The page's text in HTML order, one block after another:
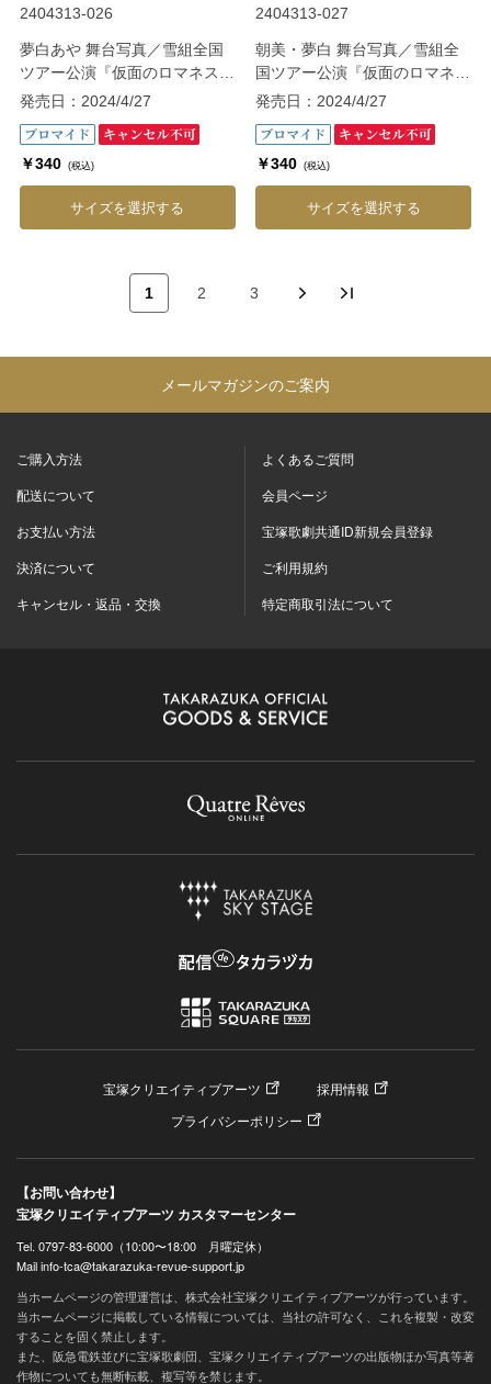
2404313-026
夢白あや 舞台写真／雪組全国
ツアー公演『仮面のロマネス
ク』『Gato Bonito!!』
発売日：2024/4/27
￥340 (税込)
サイズを選択する
2404313-027
朝美・夢白 舞台写真／雪組全
国ツアー公演『仮面のロマネス
ク』『Gato Bonito!!』
発売日：2024/4/27
￥340 (税込)
サイズを選択する
1 2 3
メールマガジンのご案内
ご購入方法
配送について
お支払い方法
決済について
キャンセル・返品・交換
よくあるご質問
会員ページ
宝塚歌劇共通ID新規会員登録
ご利用規約
特定商取引法について
宝塚クリエイティブアーツ
採用情報
プライバシーポリシー
【お問い合わせ】
宝塚クリエイティブアーツ カスタマーセンター
Tel. 0797-83-6000（10:00〜18:00 月曜定休）
Mail info-tca@takarazuka-revue-support.jp
当ホームページの管理運営は、株式会社宝塚クリエイティブアーツが行っています。
当ホームページに掲載している情報については、当社の許可なく、これを複製・改変
することを固く禁止します。
また、阪急電鉄並びに宝塚歌劇団、宝塚クリエイティブアーツの出版物ほか写真等著
作物についても無断転載、複写等を禁じます。